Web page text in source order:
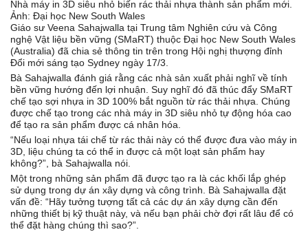
Nhà máy in 3D siêu nhỏ biến rác thải nhựa thành sản phẩm mới.
Ảnh: Đại học New South Wales
Giáo sư Veena Sahajwalla tại Trung tâm Nghiên cứu và Công
nghệ Vật liệu bền vững (SMaRT) thuộc Đại học New South Wales
(Australia) đã chia sẻ thông tin trên trong Hội nghị thượng đỉnh
Đổi mới sáng tạo Sydney ngày 17/3.
Bà Sahajwalla đánh giá rằng các nhà sản xuất phải nghĩ về tính
bền vững hướng đến lợi nhuận. Suy nghĩ đó đã thúc đẩy SMaRT
chế tạo sợi nhựa in 3D 100% bắt nguồn từ rác thải nhựa. Chúng
được chế tạo trong các nhà máy in 3D siêu nhỏ tự động hóa cao
để tạo ra sản phẩm được cá nhân hóa.
“Nếu loại nhựa tái chế từ rác thải này có thể được đưa vào máy in
3D, liệu chúng ta có thể in được cả một loạt sản phẩm hay
không?”, bà Sahajwalla nói.
Một trong những sản phẩm đã được tạo ra là các khối lắp ghép
sử dụng trong dự án xây dựng và công trình. Bà Sahajwalla đặt
vấn đề: “Hãy tưởng tượng tất cả các dự án xây dựng cần đến
những thiết bị kỹ thuật này, và nếu bạn phải chờ đợi rất lâu để có
thể đặt hàng chúng thì sao?”.